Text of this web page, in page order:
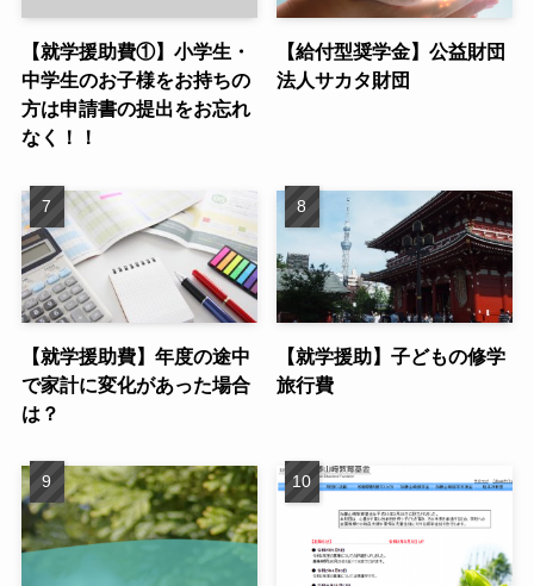
【就学援助費①】小学生・
中学生のお子様をお持ちの
方は申請書の提出をお忘れ
なく！！
【給付型奨学金】公益財団
法人サカタ財団
【就学援助費】年度の途中
で家計に変化があった場合
は？
【就学援助】子どもの修学
旅行費